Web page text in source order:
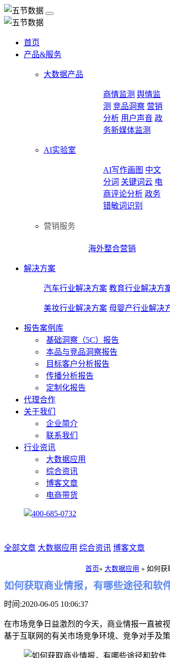
首页
产品&服务
大数据产品
商情监测 舆情监
测 竞品洞察 营销
分析 用户声音 政
务新媒体监测
AI实验室
AI写作画图 中文
分词 关键词云 电
商评论分析 政务
错敏词识别
营销服务
海外整合营销
解决方案
汽车行业解决方案 教育行业解决方
美妆行业解决方案 母婴产行业解决
报告案例库
基础洞察（5C）报告
本品与竞品洞察报告
目标客户分析报告
传播分析报告
定制化报告
代理合作
关于我们
企业简介
联系我们
行业资讯
大数据应用
综合资讯
博客文章
电商带货
400-685-0732
全部文章 大数据应用 综合资讯 博客文章
首页» 大数据应用 » 如何获
如何获取商业情报，有哪些途径和软件
时间:2020-06-05 10:06:37
在市场竞争日益激烈的今天，商业情报一直被
基于互联网的有关市场竞争环境、竞争对手及